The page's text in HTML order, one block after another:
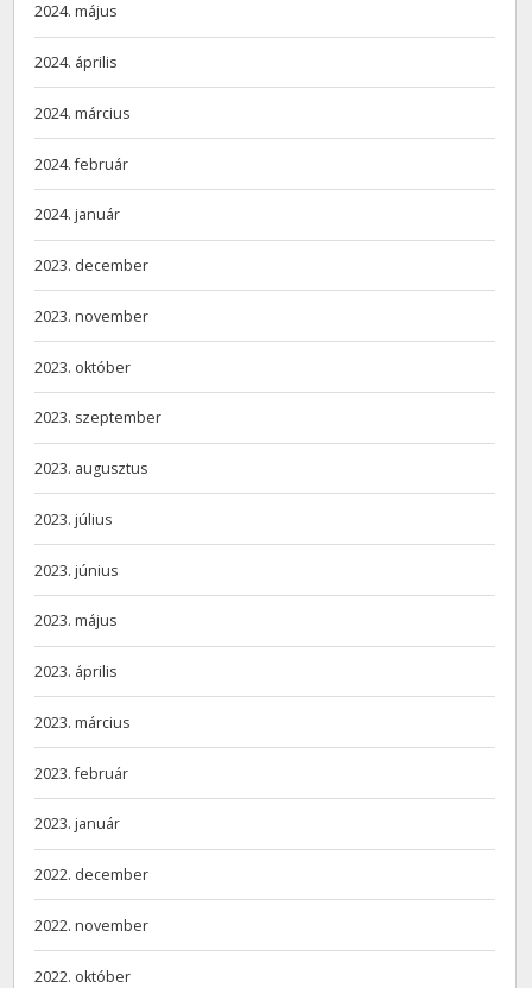
2024. május
2024. április
2024. március
2024. február
2024. január
2023. december
2023. november
2023. október
2023. szeptember
2023. augusztus
2023. július
2023. június
2023. május
2023. április
2023. március
2023. február
2023. január
2022. december
2022. november
2022. október